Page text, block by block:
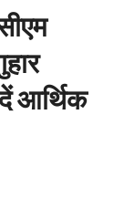
आर्थिक